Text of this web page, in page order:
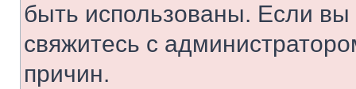
быть использованы. Если
свяжитесь с
причин.